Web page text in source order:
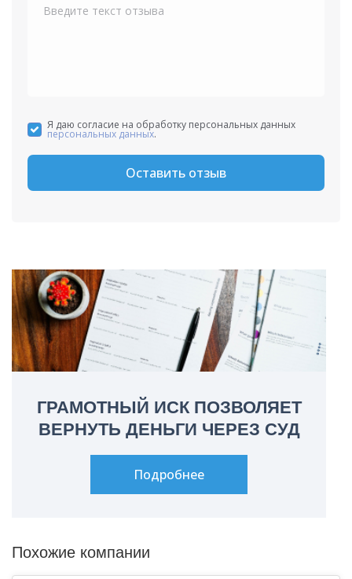
Я даю согласие на обработку персональных данных
персональных данных.
Оставить отзыв
ГРАМОТНЫЙ ИСК ПОЗВОЛЯЕТ
ВЕРНУТЬ ДЕНЬГИ ЧЕРЕЗ СУД
Подробнее
Похожие компании